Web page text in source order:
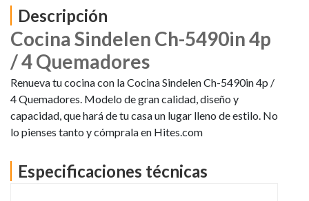
Descripción
Cocina Sindelen Ch-5490in 4p
/ 4 Quemadores
Renueva tu cocina con la Cocina Sindelen Ch-5490in 4p /
4 Quemadores. Modelo de gran calidad, diseño y
capacidad, que hará de tu casa un lugar lleno de estilo. No
lo pienses tanto y cómprala en Hites.com
Especificaciones técnicas